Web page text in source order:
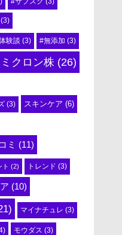
(3)
験談 (3) #無添加 (3)
クロン株 (26)
(3) スキンケア (6)
ミ (11)
ト (2) トレンド (3)
(10)
マイナチュレ (3)
モウダス (3)